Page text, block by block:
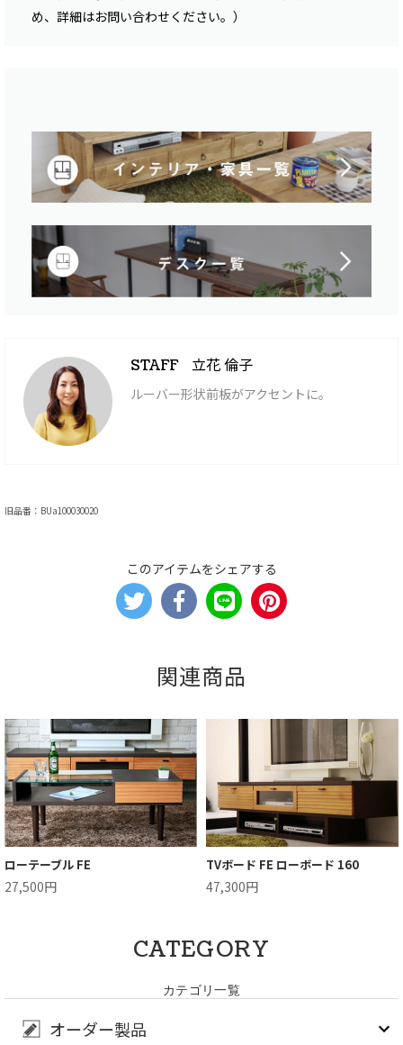
め、詳細はお問い合わせください。）
STAFF 立花 倫子
ルーバー形状前板がアクセントに。
旧品番：BUa100030020
このアイテムをシェアする
関連商品
ローテーブル FE
27,500円
TVボード FE ローボード 160
47,300円
CATEGORY
カテゴリ一覧
オーダー製品